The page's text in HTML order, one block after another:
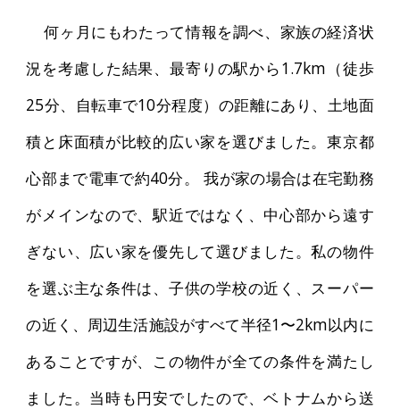
何ヶ月にもわたって情報を調べ、家族の経済状
況を考慮した結果、最寄りの駅から1.7km（徒歩
25分、自転車で10分程度）の距離にあり、土地面
積と床面積が比較的広い家を選びました。東京都
心部まで電車で約40分。 我が家の場合は在宅勤務
がメインなので、駅近ではなく、中心部から遠す
ぎない、広い家を優先して選びました。私の物件
を選ぶ主な条件は、子供の学校の近く、スーパー
の近く、周辺生活施設がすべて半径1〜2km以内に
あることですが、この物件が全ての条件を満たし
ました。当時も円安でしたので、ベトナムから送